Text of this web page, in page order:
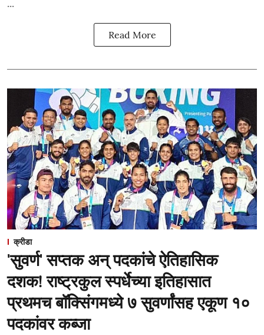
Read More
क्रीडा
'सुवर्ण' सप्तक अन् पदकांचे ऐतिहासिक
दशक! राष्ट्रकुल स्पर्धेच्या इतिहासात
प्रथमच बॉक्सिंगमध्ये ७ सुवर्णांसह एकूण १०
पदकांवर कब्जा